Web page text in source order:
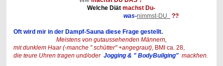
Welche Diät machst Du-
was-nimmst-DU ??
Oft wird mir in der Dampf-Sauna diese Frage gestellt.
Meistens von gutaussehenden Männern,
mit dunklem Haar (-manche " schütter" +angegraut), BMI ca. 28,
die teure Uhren tragen und/oder Jogging & " BodyBuilging" mackhen.